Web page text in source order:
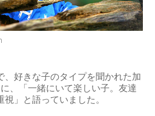
、好きな子のタイプを聞かれた加
、「一緒にいて楽しい子。友達
」と語っていました。